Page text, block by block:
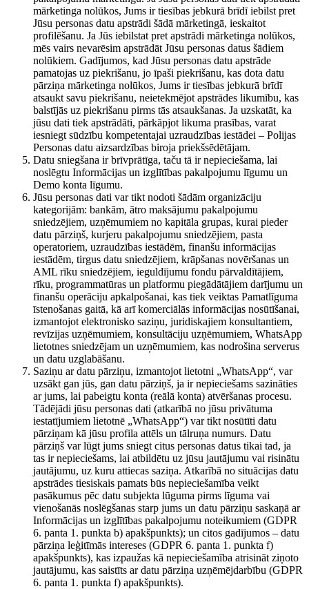
mārketinga nolūkos, Jums ir tiesības jebkurā brīdī iebilst pret
Jūsu personas datu apstrādi šādā mārketingā, ieskaitot
profilēšanu. Ja Jūs iebilstat pret apstrādi mārketinga nolūkos,
mēs vairs nevarēsim apstrādāt Jūsu personas datus šādiem
nolūkiem. Gadījumos, kad Jūsu personas datu apstrāde
pamatojas uz piekrišanu, jo īpaši piekrišanu, kas dota datu
pārziņa mārketinga nolūkos, Jums ir tiesības jebkurā brīdī
atsaukt savu piekrišanu, neietekmējot apstrādes likumību, kas
balstījās uz piekrišanu pirms tās atsaukšanas. Ja uzskatāt, ka
jūsu dati tiek apstrādāti, pārkāpjot likuma prasības, varat
iesniegt sūdzību kompetentajai uzraudzības iestādei – Polijas
Personas datu aizsardzības biroja priekšsēdētājam.
Datu sniegšana ir brīvprātīga, taču tā ir nepieciešama, lai
noslēgtu Informācijas un izglītības pakalpojumu līgumu un
Demo konta līgumu.
Jūsu personas dati var tikt nodoti šādām organizāciju
kategorijām: bankām, ātro maksājumu pakalpojumu
sniedzējiem, uzņēmumiem no kapitāla grupas, kurai pieder
datu pārziņš, kurjeru pakalpojumu sniedzējiem, pasta
operatoriem, uzraudzības iestādēm, finanšu informācijas
iestādēm, tirgus datu sniedzējiem, krāpšanas novēršanas un
AML rīku sniedzējiem, ieguldījumu fondu pārvaldītājiem,
rīku, programmatūras un platformu piegādātājiem darījumu un
finanšu operāciju apkalpošanai, kas tiek veiktas Pamatlīguma
īstenošanas gaitā, kā arī komerciālās informācijas nosūtīšanai,
izmantojot elektronisko saziņu, juridiskajiem konsultantiem,
revīzijas uzņēmumiem, konsultāciju uzņēmumiem, WhatsApp
lietotnes sniedzējam un uzņēmumiem, kas nodrošina serverus
un datu uzglabāšanu.
Saziņu ar datu pārziņu, izmantojot lietotni „WhatsApp“, var
uzsākt gan jūs, gan datu pārziņš, ja ir nepieciešams sazināties
ar jums, lai pabeigtu konta (reālā konta) atvēršanas procesu.
Tādējādi jūsu personas dati (atkarībā no jūsu privātuma
iestatījumiem lietotnē „WhatsApp“) var tikt nosūtīti datu
pārziņam kā jūsu profila attēls un tālruņa numurs. Datu
pārziņš var lūgt jums sniegt citus personas datus tikai tad, ja
tas ir nepieciešams, lai atbildētu uz jūsu jautājumu vai risinātu
jautājumu, uz kuru attiecas saziņa. Atkarībā no situācijas datu
apstrādes tiesiskais pamats būs nepieciešamība veikt
pasākumus pēc datu subjekta lūguma pirms līguma vai
vienošanās noslēgšanas starp jums un datu pārziņu saskaņā ar
Informācijas un izglītības pakalpojumu noteikumiem (GDPR
6. panta 1. punkta b) apakšpunkts); un citos gadījumos – datu
pārziņa leģitīmās intereses (GDPR 6. panta 1. punkta f)
apakšpunkts), kas izpaužas kā nepieciešamība atrisināt ziņoto
jautājumu, kas saistīts ar datu pārziņa uzņēmējdarbību (GDPR
6. panta 1. punkta f) apakšpunkts).